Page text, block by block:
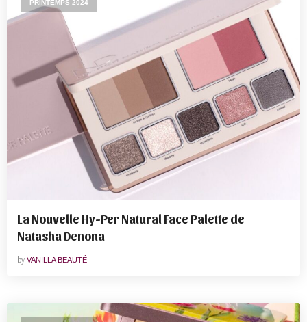
PRINTEMPS 2024
La Nouvelle Hy-Per Natural Face Palette de
Natasha Denona
by VANILLA BEAUTÉ